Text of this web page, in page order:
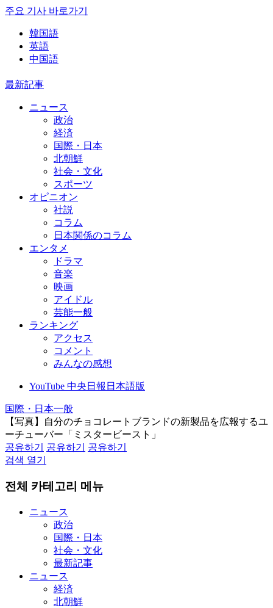
주요 기사 바로가기
韓国語
英語
中国語
最新記事
ニュース
政治
経済
国際・日本
北朝鮮
社会・文化
スポーツ
オピニオン
社説
コラム
日本関係のコラム
エンタメ
ドラマ
音楽
映画
アイドル
芸能一般
ランキング
アクセス
コメント
みんなの感想
YouTube 中央日報日本語版
国際・日本一般
【写真】自分のチョコレートブランドの新製品を広報するユ
ーチューバー「ミスタービースト」
공유하기
공유하기
공유하기
검색 열기
전체 카테고리 메뉴
ニュース
政治
国際・日本
社会・文化
最新記事
ニュース
経済
北朝鮮